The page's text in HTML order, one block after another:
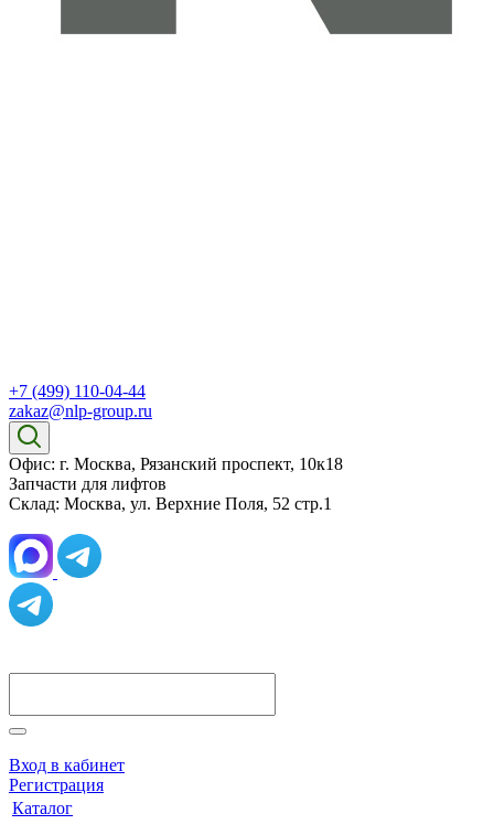
+7 (499) 110-04-44
zakaz@nlp-group.ru
Офис: г. Москва, Рязанский проспект, 10к18
Запчасти для лифтов
Склад: Москва, ул. Верхние Поля, 52 стр.1
Вход в кабинет
Регистрация
Каталог